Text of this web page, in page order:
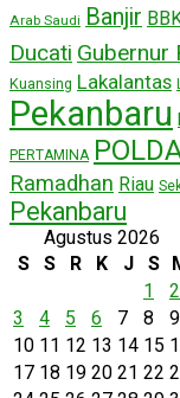
Arab Saudi Banjir
Ducati Gubernur
Kuansing Lakalantas
Pekanbaru
PERTAMINA
Ramadhan Riau
Pekanbaru
Agustus 2026
S
S R K J S
1
2
3
4 5 6 7 8
9
10 11 12 13 14 15
17 18 19 20 21 22